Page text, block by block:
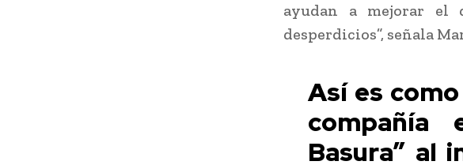
ayudan a mejorar el
desperdicios”, señala
Así es
compañía
Basura” al